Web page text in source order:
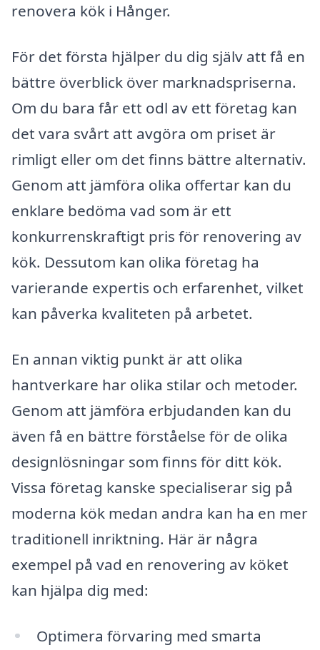
renovera kök i Hånger.
För det första hjälper du dig själv att få en
bättre överblick över marknadspriserna.
Om du bara får ett odl av ett företag kan
det vara svårt att avgöra om priset är
rimligt eller om det finns bättre alternativ.
Genom att jämföra olika offertar kan du
enklare bedöma vad som är ett
konkurrenskraftigt pris för renovering av
kök. Dessutom kan olika företag ha
varierande expertis och erfarenhet, vilket
kan påverka kvaliteten på arbetet.
En annan viktig punkt är att olika
hantverkare har olika stilar och metoder.
Genom att jämföra erbjudanden kan du
även få en bättre förståelse för de olika
designlösningar som finns för ditt kök.
Vissa företag kanske specialiserar sig på
moderna kök medan andra kan ha en mer
traditionell inriktning. Här är några
exempel på vad en renovering av köket
kan hjälpa dig med:
Optimera förvaring med smarta